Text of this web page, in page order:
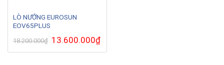
LÒ NƯỚNG EUROSUN
EOV65PLUS
18.200.000₫ Giá
gốc
là:
13.600.000₫Giá
hiện
tại